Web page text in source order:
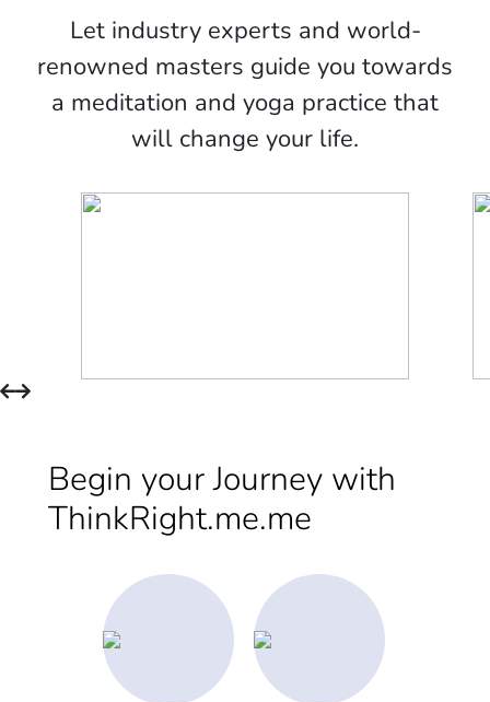
Let industry experts and world-
renowned masters guide you towards
a meditation and yoga practice that
will change your life.
Begin your Journey with
ThinkRight.me.me